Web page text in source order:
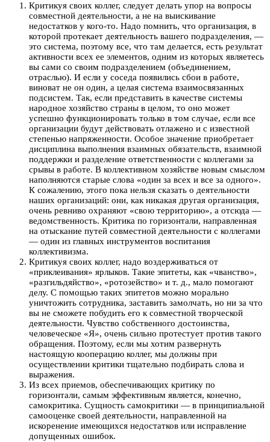
Критикуя своих коллег, следует делать упор на вопросы
совместной деятельности, а не на выискивание
недостатков у кого-то. Надо помнить, что организация, в
которой протекает деятельность вашего подразделения, —
это система, поэтому все, что там делается, есть результат
активности всех ее элементов, одним из которых являетесь
вы сами со своим подразделением (объединением,
отраслью). И если у соседа появились сбои в работе,
виноват не он один, а целая система взаимосвязанных
подсистем. Так, если представить в качестве системы
народное хозяйство страны в целом, то оно может
успешно функционировать только в том случае, если все
организации будут действовать отлажено и с известной
степенью напряженности. Особое значение приобретает
дисциплина выполнения взаимных обязательств, взаимной
поддержки и разделение ответственности с коллегами за
срывы в работе. В коллективном хозяйстве новым смыслом
наполняются старые слова «один за всех и все за одного».
К сожалению, этого пока нельзя сказать о деятельности
наших организаций: они, как никакая другая организация,
очень ревниво охраняют «свою территорию», а отсюда —
ведомственность. Критика по горизонтали, направленная
на отыскание путей совместной деятельности с коллегами
— один из главных инструментов воспитания
коллективизма.
Критикуя своих коллег, надо воздерживаться от
«приклеивания» ярлыков. Такие эпитеты, как «чванство»,
«разгильдяйство», «ротозейство» и т. д., мало помогают
делу. С помощью таких эпитетов можно морально
уничтожить сотрудника, заставить замолчать, но ни за что
вы не сможете побудить его к совместной творческой
деятельности. Чувство собственного достоинства,
человеческое «Я», очень сильно протестует против такого
обращения. Поэтому, если мы хотим развернуть
настоящую кооперацию коллег, мы должны при
осуществлении критики тщательно подбирать слова и
выражения.
Из всех приемов, обеспечивающих критику по
горизонтали, самым эффективным является, конечно,
самокритика. Сущность самокритики — в принципиальной
самооценке своей деятельности, направленной на
искоренение имеющихся недостатков или исправление
допущенных ошибок.